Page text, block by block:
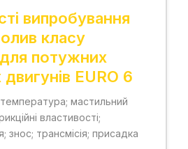
випробування
класу
потужних
EURO 6
мастильний
властивості;
знос; трансмісія; присадка